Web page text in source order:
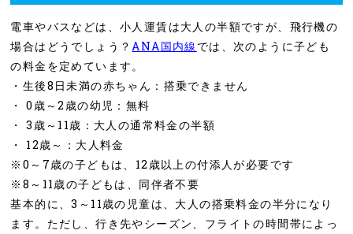
電車やバスなどは、小人運賃は大人の半額ですが、飛行機の
場合はどうでしょう？ ANA国内線 では、次のように子ども
の料金を定めています。
・生後8日未満の赤ちゃん：搭乗できません
・ 0歳～2歳の幼児：無料
・ 3歳～11歳：大人の通常料金の半額
・ 12歳～：大人料金
※0～7歳の子どもは、12歳以上の付添人が必要です
※8～11歳の子どもは、同伴者不要
基本的に、3～11歳の児童は、大人の搭乗料金の半分になり
ます。ただし、行き先やシーズン、フライトの時間帯によっ